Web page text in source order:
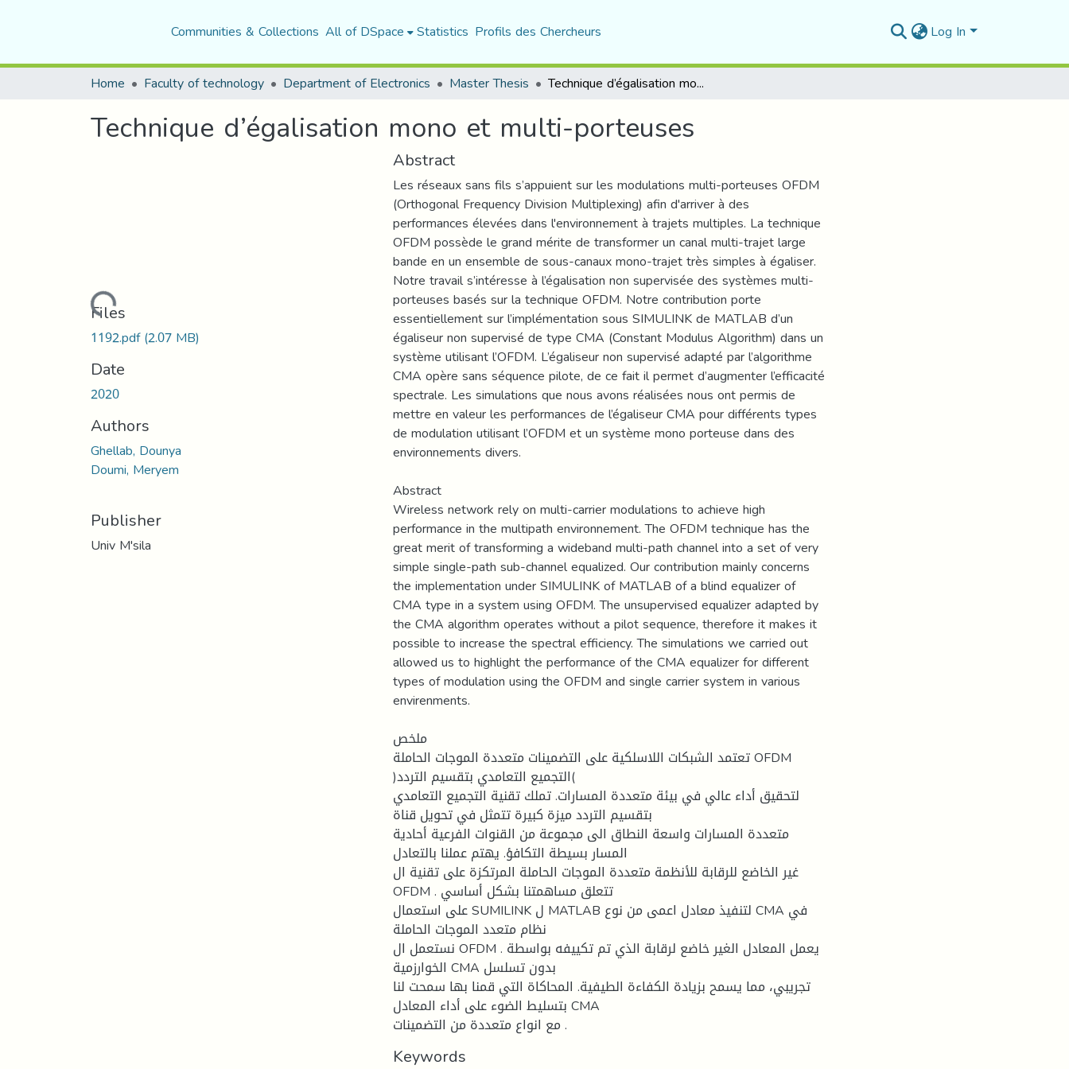
Communities & Collections All of DSpace Statistics Profils des Chercheurs Log In
Home Faculty of technology Department of Electronics Master Thesis Technique d’égalisation mono et multi-porteuses
Technique d’égalisation mono et multi-porteuses
Loading...
Files
1192.pdf(2.07 MB)
Date
2020
Authors
Ghellab, Dounya
Doumi, Meryem
Publisher
Univ M'sila
Abstract
Les réseaux sans fils s’appuient sur les modulations multi-porteuses OFDM
(Orthogonal Frequency Division Multiplexing) afin d'arriver à des
performances élevées dans l'environnement à trajets multiples. La technique
OFDM possède le grand mérite de transformer un canal multi-trajet large
bande en un ensemble de sous-canaux mono-trajet très simples à égaliser.
Notre travail s’intéresse à l’égalisation non supervisée des systèmes multi-
porteuses basés sur la technique OFDM. Notre contribution porte
essentiellement sur l’implémentation sous SIMULINK de MATLAB d’un
égaliseur non supervisé de type CMA (Constant Modulus Algorithm) dans un
système utilisant l’OFDM. L’égaliseur non supervisé adapté par l’algorithme
CMA opère sans séquence pilote, de ce fait il permet d’augmenter l’efficacité
spectrale. Les simulations que nous avons réalisées nous ont permis de
mettre en valeur les performances de l’égaliseur CMA pour différents types
de modulation utilisant l’OFDM et un système mono porteuse dans des
environnements divers.
Abstract
Wireless network rely on multi-carrier modulations to achieve high
performance in the multipath environnement. The OFDM technique has the
great merit of transforming a wideband multi-path channel into a set of very
simple single-path sub-channel equalized. Our contribution mainly concerns
the implementation under SIMULINK of MATLAB of a blind equalizer of
CMA type in a system using OFDM. The unsupervised equalizer adapted by
the CMA algorithm operates without a pilot sequence, therefore it makes it
possible to increase the spectral efficiency. The simulations we carried out
allowed us to highlight the performance of the CMA equalizer for different
types of modulation using the OFDM and single carrier system in various
envirenments.
ملخص
تعتمد الشبكات اللاسلكية على التضمينات متعددة الموجات الحاملة OFDM
)التجميع التعامدي بتقسيم التردد(
لتحقيق أداء عالي في بيئة متعددة المسارات. تملك تقنية التجميع التعامدي
بتقسيم التردد ميزة كبيرة تتمثل في تحويل قناة
متعددة المسارات واسعة النطاق الى مجموعة من القنوات الفرعية أحادية
المسار بسيطة التكافؤ. يهتم عملنا بالتعادل
غير الخاضع للرقابة للأنظمة متعددة الموجات الحاملة المرتكزة على تقنية ال
OFDM . تتعلق مساهمتنا بشكل أساسي
على استعمال SUMILINK ل MATLAB لتنفيذ معادل اعمى من نوع CMA في
نظام متعدد الموجات الحاملة
نستعمل ال OFDM . يعمل المعادل الغير خاضع لرقابة الذي تم تكييفه بواسطة
الخوارزمية CMA بدون تسلسل
تجريبي، مما يسمح بزيادة الكفاءة الطيفية. المحاكاة التي قمنا بها سمحت لنا
بتسليط الضوء على أداء المعادل CMA
مع انواع متعددة من التضمينات .
Keywords